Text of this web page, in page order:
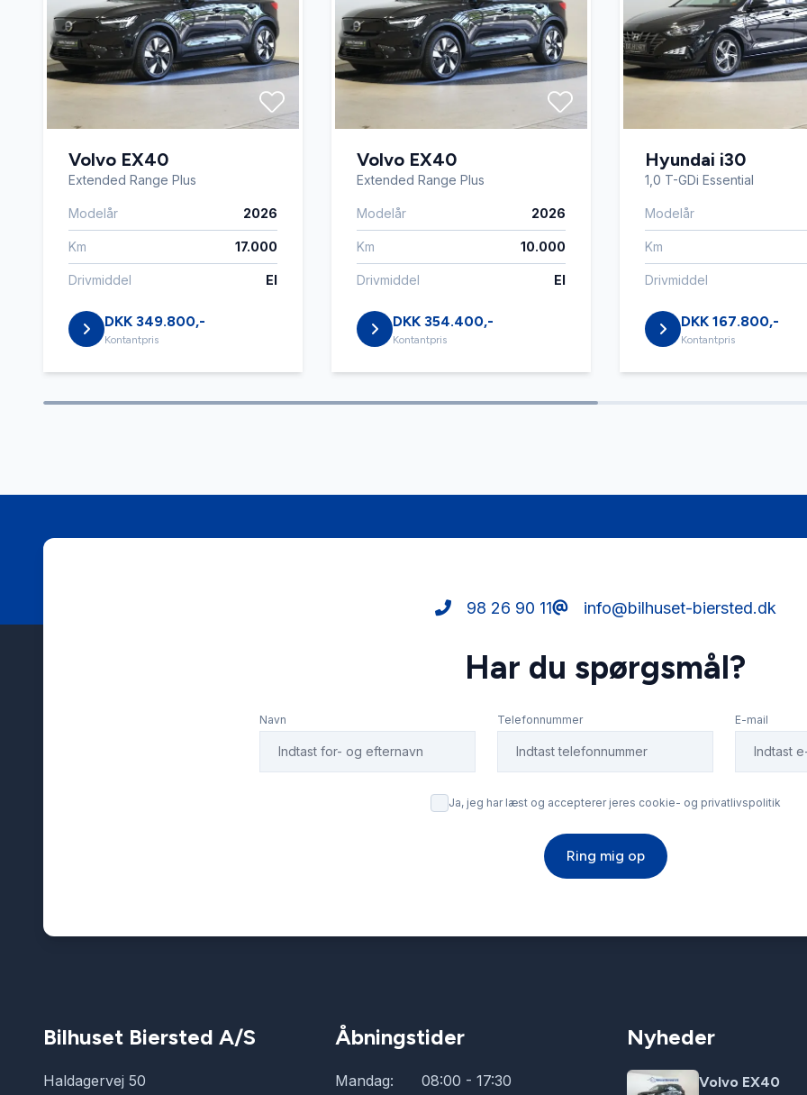
Volvo EX40
Extended Range Plus
Modelår 2026
Km 17.000
Drivmiddel El
DKK 349.800,-
Kontantpris
Volvo EX40
Extended Range Plus
Modelår 2026
Km 10.000
Drivmiddel El
DKK 354.400,-
Kontantpris
Hyundai i30
1,0 T-GDi Essential
Modelår
Km
Drivmiddel
DKK 167.800,-
Kontantpris
98 26 90 11 info@bilhuset-biersted.dk
Har du spørgsmål?
Navn Telefonnummer E-mail
Ja, jeg har læst og accepterer jeres cookie- og privatlivspolitik
Ring mig op
Bilhuset Biersted A/S
Haldagervej 50
Åbningstider
Mandag:
08:00 - 17:30
Nyheder
Volvo EX40